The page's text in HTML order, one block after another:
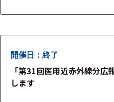
件
製
モンストレーションや導入…
開催日：終了
「第31回医用近赤外線分広
します